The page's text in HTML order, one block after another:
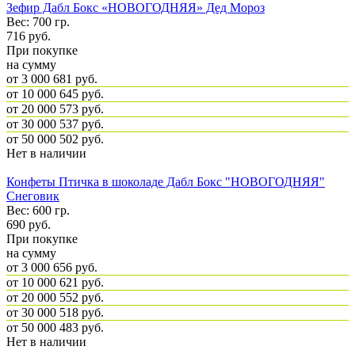
Зефир Дабл Бокс «НОВОГОДНЯЯ» Дед Мороз
Вес: 700 гр.
716 руб.
При покупке
на сумму
от 3 000 681 руб.
от 10 000 645 руб.
от 20 000 573 руб.
от 30 000 537 руб.
от 50 000 502 руб.
Нет в наличии
Конфеты Птичка в шоколаде Дабл Бокс "НОВОГОДНЯЯ"
Снеговик
Вес: 600 гр.
690 руб.
При покупке
на сумму
от 3 000 656 руб.
от 10 000 621 руб.
от 20 000 552 руб.
от 30 000 518 руб.
от 50 000 483 руб.
Нет в наличии